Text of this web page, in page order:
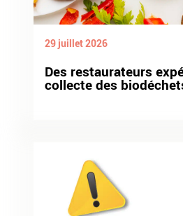
29 juillet 2026
Des restaurateurs
collecte des